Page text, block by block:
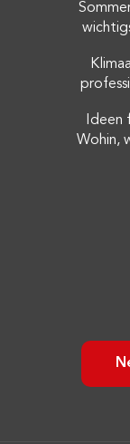
Ideen
Wohin,